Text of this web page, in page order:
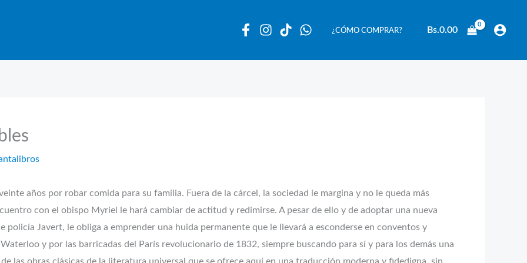
¿CÓMO COMPRAR? Bs.0.00
años por robar comida para su familia. Fuera de la cárcel, la sociedad le margina y no le queda más
con el obispo Myriel le hará cambiar de actitud y redimirse. A pesar de ello y de adoptar una nueva
policía Javert, le obliga a emprender una huida permanente que le llevará a esconderse en conventos y
y por las barricadas del París revolucionario de 1832, siempre buscando para sí y para los demás una